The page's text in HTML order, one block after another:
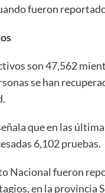
fueron
son 47,562
se han
que en las
6,102 pruebas.
Nacional fueron
en la provincia